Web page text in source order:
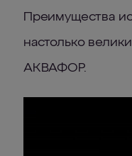
Преимущества
настолько
АКВАФОР.